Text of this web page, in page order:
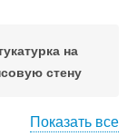
на
стену
Показать все